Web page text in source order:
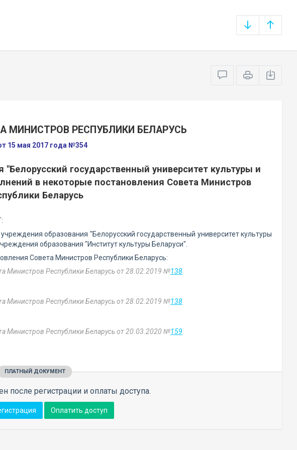
МИНИСТРОВ РЕСПУБЛИКИ БЕЛАРУСЬ
15 мая 2017 года №354
государственный университет культуры и
в некоторые постановления Совета Министров
Беларусь
образования "Белорусский государственный университет культуры
образования "Институт культуры Беларуси".
Совета Министров Республики Беларусь:
Министров Республики Беларусь от 28.02.2019 №138
Министров Республики Беларусь от 28.02.2019 №138
Министров Республики Беларусь от 20.03.2020 №159
ПЛАТНЫЙ ДОКУМЕНТ
после регистрации и оплаты доступа.
Оплатить доступ